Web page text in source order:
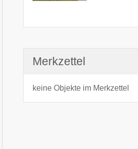
Merkzettel
keine Objekte im Merkzettel